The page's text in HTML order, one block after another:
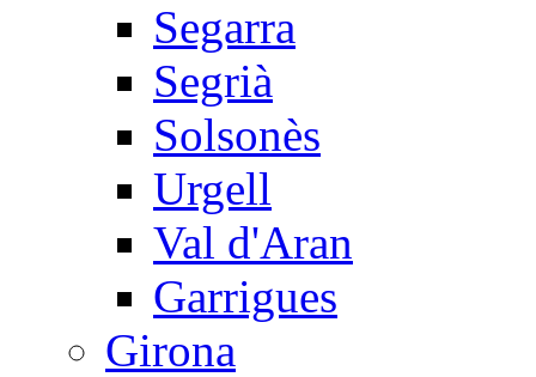
Segarra
Segrià
Solsonès
Urgell
Val d'Aran
Garrigues
Girona